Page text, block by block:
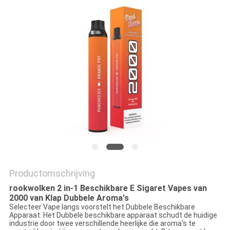
Productomschrijving
rookwolken 2 in-1 Beschikbare E Sigaret Vapes van
2000 van Klap Dubbele Aroma's
Selecteer Vape langs voorstelt het Dubbele Beschikbare
Apparaat. Het Dubbele beschikbare apparaat schudt de huidige
industrie door twee verschillende heerlijke die aroma's te